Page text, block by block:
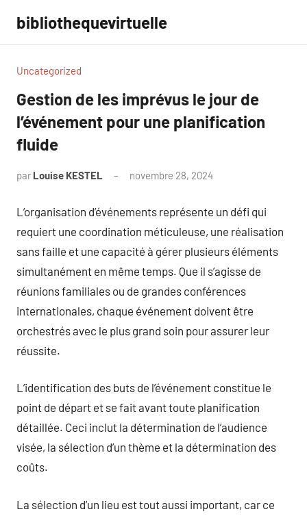
contenu
bibliothequevirtuelle
Uncategorized
Gestion de les imprévus le jour de
l’événement pour une planification
fluide
par Louise KESTEL novembre 28, 2024
L’organisation d’événements représente un défi qui
requiert une coordination méticuleuse, une réalisation
sans faille et une capacité à gérer plusieurs éléments
simultanément en même temps. Que il s’agisse de
réunions familiales ou de grandes conférences
internationales, chaque événement doivent être
orchestrés avec le plus grand soin pour assurer leur
réussite.
L’identification des buts de l’événement constitue le
point de départ et se fait avant toute planification
détaillée. Ceci inclut la détermination de l’audience
visée, la sélection d’un thème et la détermination des
coûts.
La sélection d’un lieu est tout aussi important, car ce